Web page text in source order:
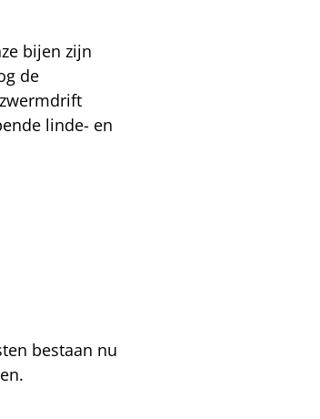
bijen zijn
de
linde- en
bestaan nu